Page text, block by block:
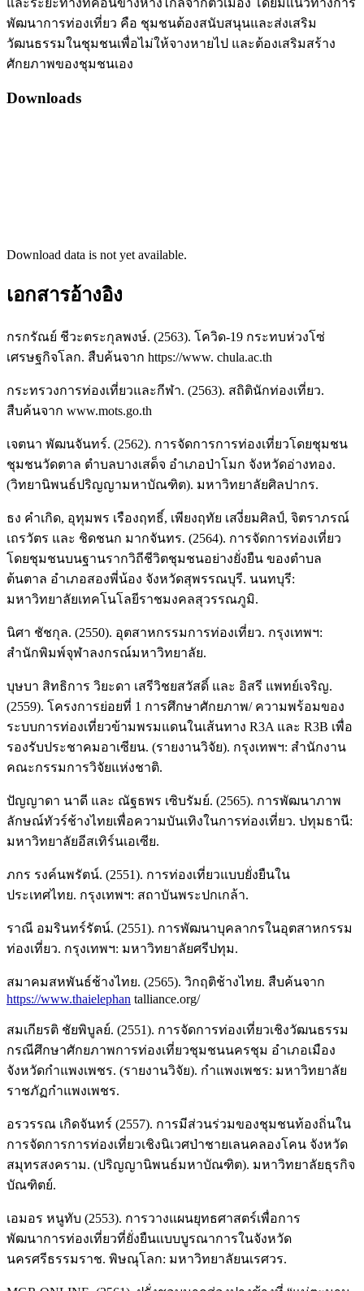
และระยะทางที่ค่อนข้างห่างไกลจากตัวเมือง โดยมีแนวทางการ
พัฒนาการท่องเที่ยว คือ ชุมชนต้องสนับสนุนและส่งเสริม
วัฒนธรรมในชุมชนเพื่อไม่ให้จางหายไป และต้องเสริมสร้าง
ศักยภาพของชุมชนเอง
Downloads
Download data is not yet available.
เอกสารอ้างอิง
กรกรัณย์ ชีวะตระกุลพงษ์. (2563). โควิด-19 กระทบห่วงโซ่
เศรษฐกิจโลก. สืบค้นจาก https://www. chula.ac.th
กระทรวงการท่องเที่ยวและกีฬา. (2563). สถิตินักท่องเที่ยว.
สืบค้นจาก www.mots.go.th
เจตนา พัฒนจันทร์. (2562). การจัดการการท่องเที่ยวโดยชุมชน
ชุมชนวัดตาล ตำบลบางเสด็จ อำเภอป่าโมก จังหวัดอ่างทอง.
(วิทยานิพนธ์ปริญญามหาบัณฑิต). มหาวิทยาลัยศิลปากร.
ธง คำเกิด, อุทุมพร เรืองฤทธิ์, เพียงฤทัย เสงี่ยมศิลป์, จิตราภรณ์
เถรวัตร และ ชิดชนก มากจันทร. (2564). การจัดการท่องเที่ยว
โดยชุมชนบนฐานรากวิถีชีวิตชุมชนอย่างยั่งยืน ของตำบล
ต้นตาล อำเภอสองพี่น้อง จังหวัดสุพรรณบุรี. นนทบุรี:
มหาวิทยาลัยเทคโนโลยีราชมงคลสุวรรณภูมิ.
นิศา ชัชกุล. (2550). อุตสาหกรรมการท่องเที่ยว. กรุงเทพฯ:
สำนักพิมพ์จุฬาลงกรณ์มหาวิทยาลัย.
บุษบา สิทธิการ วิยะดา เสรีวิชยสวัสดิ์ และ อิสรี แพทย์เจริญ.
(2559). โครงการย่อยที่ 1 การศึกษาศักยภาพ/ ความพร้อมของ
ระบบการท่องเที่ยวข้ามพรมแดนในเส้นทาง R3A และ R3B เพื่อ
รองรับประชาคมอาเซียน. (รายงานวิจัย). กรุงเทพฯ: สำนักงาน
คณะกรรมการวิจัยแห่งชาติ.
ปัญญาดา นาดี และ ณัฐธพร เซิบรัมย์. (2565). การพัฒนาภาพ
ลักษณ์ทัวร์ช้างไทยเพื่อความบันเทิงในการท่องเที่ยว. ปทุมธานี:
มหาวิทยาลัยอีสเทิร์นเอเซีย.
ภกร รงค์นพรัตน์. (2551). การท่องเที่ยวแบบยั่งยืนใน
ประเทศไทย. กรุงเทพฯ: สถาบันพระปกเกล้า.
ราณี อมรินทร์รัตน์. (2551). การพัฒนาบุคลากรในอุตสาหกรรม
ท่องเที่ยว. กรุงเทพฯ: มหาวิทยาลัยศรีปทุม.
สมาคมสหพันธ์ช้างไทย. (2565). วิกฤติช้างไทย. สืบค้นจาก
https://www.thaielephan talliance.org/
สมเกียรติ ชัยพิบูลย์. (2551). การจัดการท่องเที่ยวเชิงวัฒนธรรม
กรณีศึกษาศักยภาพการท่องเที่ยวชุมชนนครชุม อำเภอเมือง
จังหวัดกำแพงเพชร. (รายงานวิจัย). กำแพงเพชร: มหาวิทยาลัย
ราชภัฏกำแพงเพชร.
อรวรรณ เกิดจันทร์ (2557). การมีส่วนร่วมของชุมชนท้องถิ่นใน
การจัดการการท่องเที่ยวเชิงนิเวศป่าชายเลนคลองโคน จังหวัด
สมุทรสงคราม. (ปริญญานิพนธ์มหาบัณฑิต). มหาวิทยาลัยธุรกิจ
บัณฑิตย์.
เอมอร หนูทับ (2553). การวางแผนยุทธศาสตร์เพื่อการ
พัฒนาการท่องเที่ยวที่ยั่งยืนแบบบูรณาการในจังหวัด
นครศรีธรรมราช. พิษณุโลก: มหาวิทยาลัยนเรศวร.